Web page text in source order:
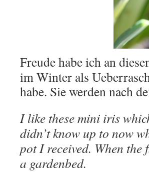
Freude habe ich an
im Winter als
habe. Sie werden nach
I like these mini iris
didn’t know up to now
pot I received. When
a gardenbed.